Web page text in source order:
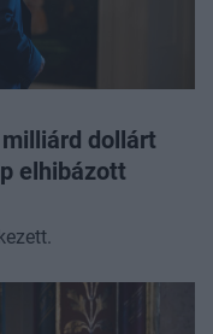
dollárt
elhibázott